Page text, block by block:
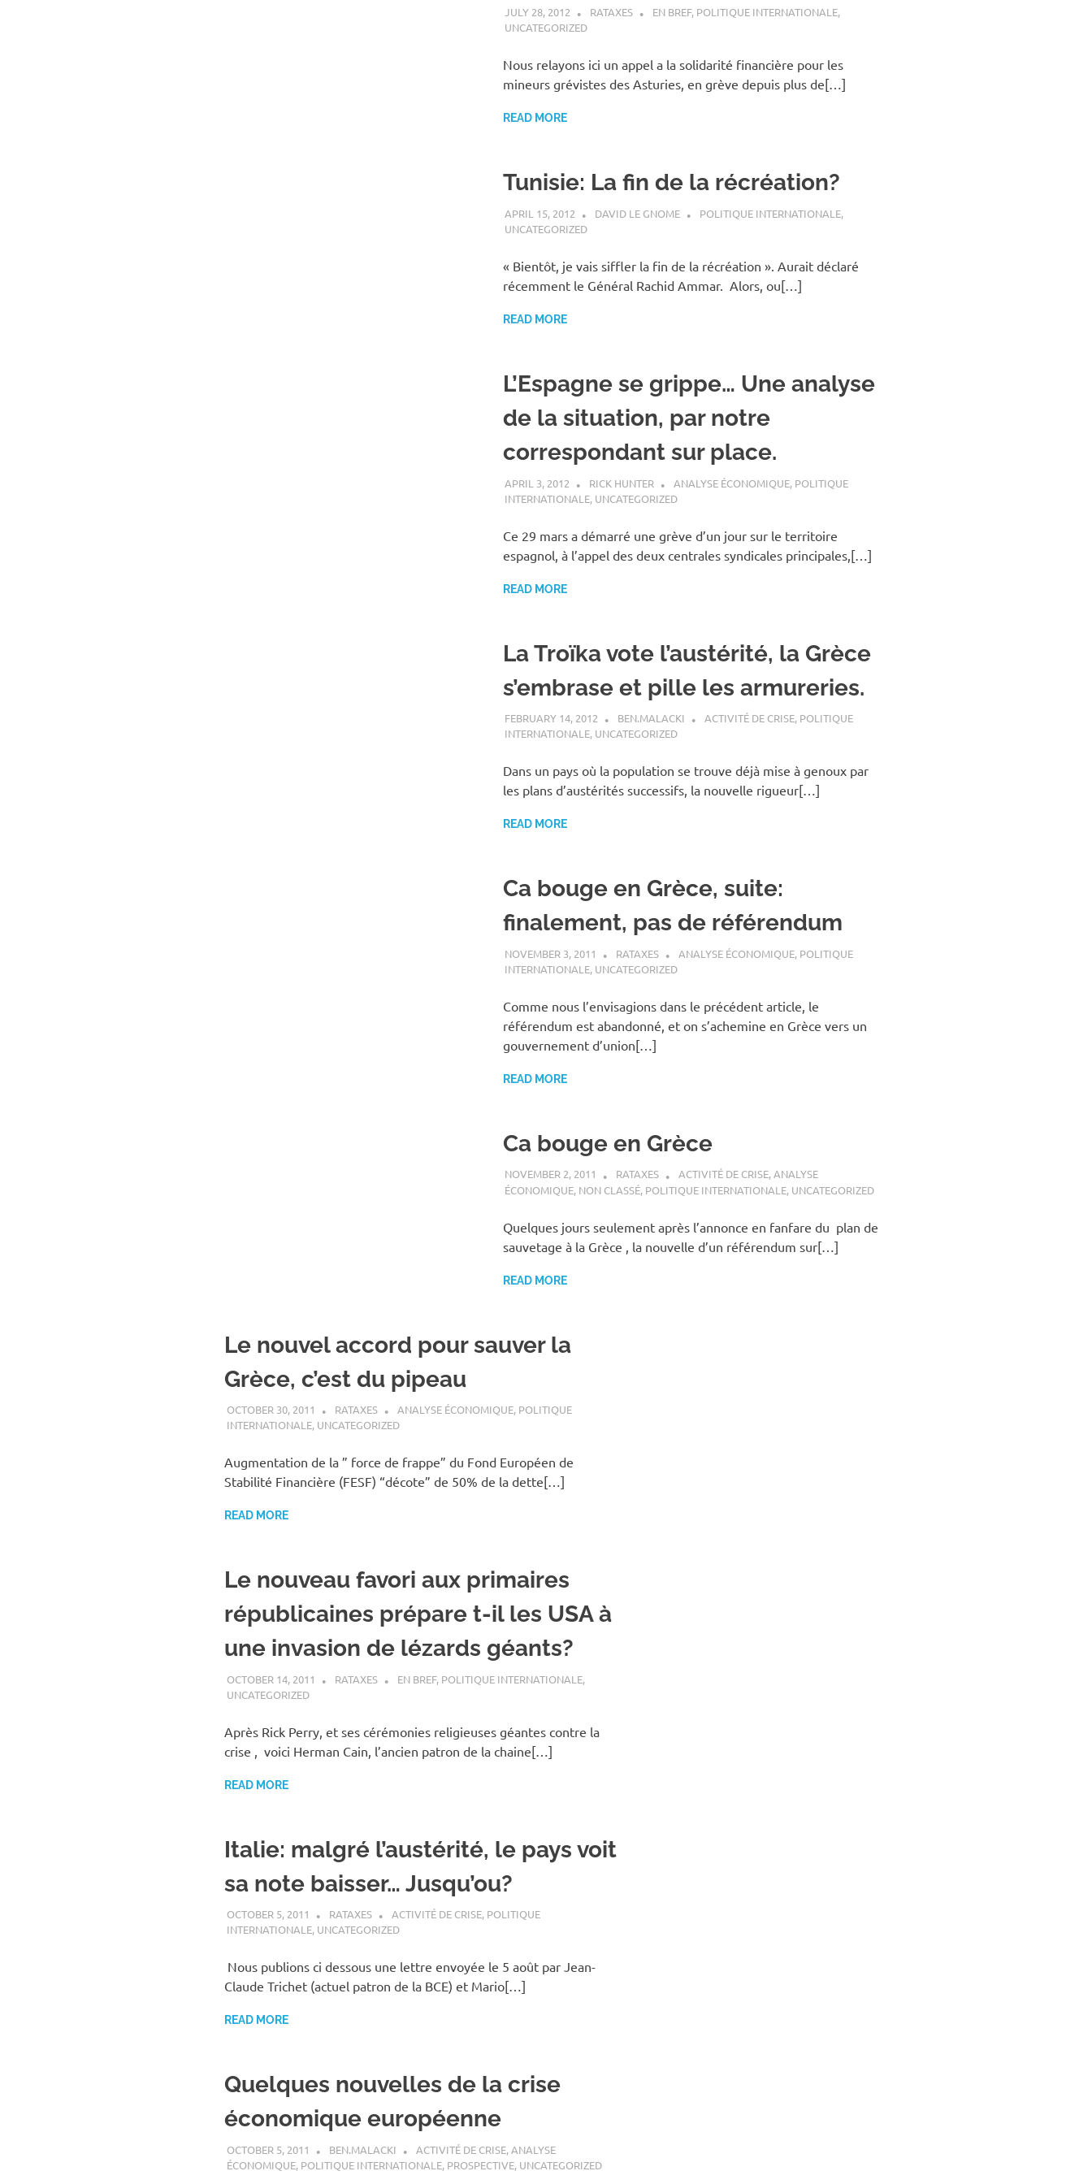
JULY 28, 2012 RATAXES EN BREF, POLITIQUE INTERNATIONALE,
UNCATEGORIZED
Nous relayons ici un appel a la solidarité financière pour les
mineurs grévistes des Asturies, en grève depuis plus de[…]
READ MORE
Tunisie: La fin de la récréation?
APRIL 15, 2012 DAVID LE GNOME POLITIQUE INTERNATIONALE,
UNCATEGORIZED
« Bientôt, je vais siffler la fin de la récréation ». Aurait déclaré
récemment le Général Rachid Ammar. Alors, ou[…]
READ MORE
L’Espagne se grippe… Une analyse
de la situation, par notre
correspondant sur place.
APRIL 3, 2012 RICK HUNTER ANALYSE ÉCONOMIQUE, POLITIQUE
INTERNATIONALE, UNCATEGORIZED
Ce 29 mars a démarré une grève d’un jour sur le territoire
espagnol, à l’appel des deux centrales syndicales principales,[…]
READ MORE
La Troïka vote l’austérité, la Grèce
s’embrase et pille les armureries.
FEBRUARY 14, 2012 BEN.MALACKI ACTIVITÉ DE CRISE, POLITIQUE
INTERNATIONALE, UNCATEGORIZED
Dans un pays où la population se trouve déjà mise à genoux par
les plans d’austérités successifs, la nouvelle rigueur[…]
READ MORE
Ca bouge en Grèce, suite:
finalement, pas de référendum
NOVEMBER 3, 2011 RATAXES ANALYSE ÉCONOMIQUE, POLITIQUE
INTERNATIONALE, UNCATEGORIZED
Comme nous l’envisagions dans le précédent article, le
référendum est abandonné, et on s’achemine en Grèce vers un
gouvernement d’union[…]
READ MORE
Ca bouge en Grèce
NOVEMBER 2, 2011 RATAXES ACTIVITÉ DE CRISE,ANALYSE
ÉCONOMIQUE, NON CLASSÉ, POLITIQUE INTERNATIONALE, UNCATEGORIZED
Quelques jours seulement après l’annonce en fanfare du plan de
sauvetage à la Grèce , la nouvelle d’un référendum sur[…]
READ MORE
Le nouvel accord pour sauver la
Grèce, c’est du pipeau
OCTOBER 30, 2011 RATAXES ANALYSE ÉCONOMIQUE, POLITIQUE
INTERNATIONALE, UNCATEGORIZED
Augmentation de la ” force de frappe” du Fond Européen de
Stabilité Financière (FESF) “décote” de 50% de la dette[…]
READ MORE
Le nouveau favori aux primaires
républicaines prépare t-il les USA à
une invasion de lézards géants?
OCTOBER 14, 2011 RATAXES EN BREF, POLITIQUE INTERNATIONALE,
UNCATEGORIZED
Après Rick Perry, et ses cérémonies religieuses géantes contre la
crise , voici Herman Cain, l’ancien patron de la chaine[…]
READ MORE
Italie: malgré l’austérité, le pays voit
sa note baisser… Jusqu’ou?
OCTOBER 5, 2011 RATAXES ACTIVITÉ DE CRISE, POLITIQUE
INTERNATIONALE, UNCATEGORIZED
Nous publions ci dessous une lettre envoyée le 5 août par Jean-
Claude Trichet (actuel patron de la BCE) et Mario[…]
READ MORE
Quelques nouvelles de la crise
économique européenne
OCTOBER 5, 2011 BEN.MALACKI ACTIVITÉ DE CRISE,ANALYSE
ÉCONOMIQUE, POLITIQUE INTERNATIONALE, PROSPECTIVE, UNCATEGORIZED